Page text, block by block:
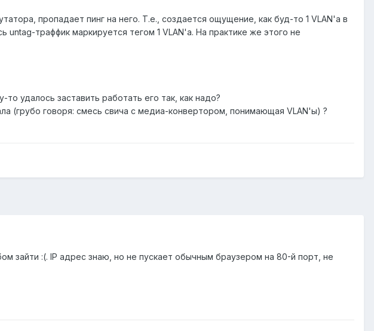
пропадает пинг на него. Т.е., создается ощущение, как буд-то 1 VLAN'а в
траффик маркируется тегом 1 VLAN'а. На практике же этого не
удалось заставить работать его так, как надо?
(грубо говоря: смесь свича с медиа-конвертором, понимающая VLAN'ы) ?
зайти :(. IP адрес знаю, но не пускает обычным браузером на 80-й порт, не